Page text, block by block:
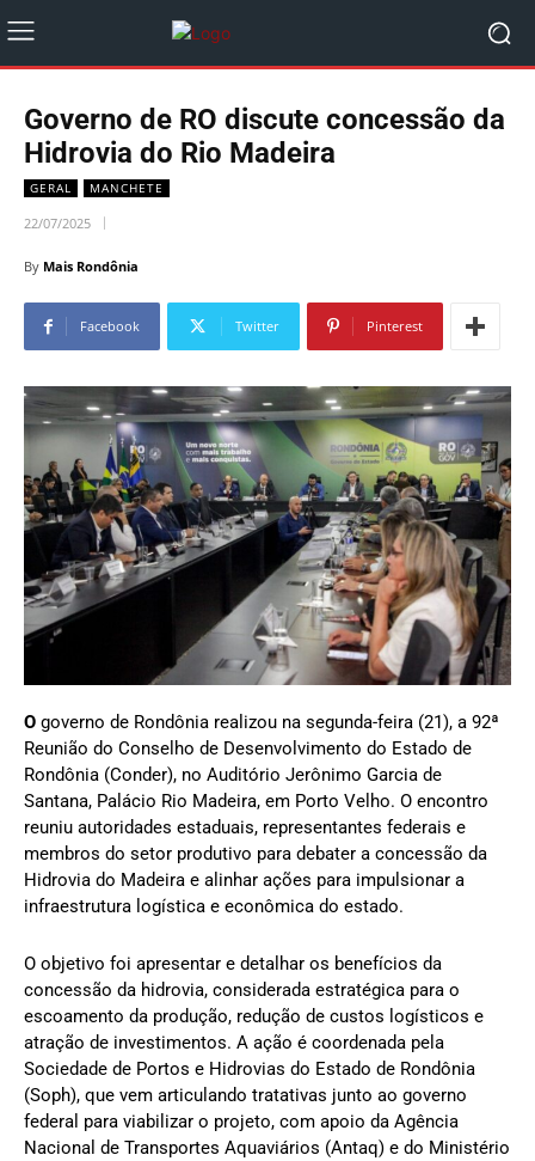
Governo de RO discute concessão da
Hidrovia do Rio Madeira
GERAL MANCHETE
22/07/2025
By Mais Rondônia
Facebook Twitter Pinterest
O governo de Rondônia realizou na segunda-feira (21), a 92ª
Reunião do Conselho de Desenvolvimento do Estado de
Rondônia (Conder), no Auditório Jerônimo Garcia de
Santana, Palácio Rio Madeira, em Porto Velho. O encontro
reuniu autoridades estaduais, representantes federais e
membros do setor produtivo para debater a concessão da
Hidrovia do Madeira e alinhar ações para impulsionar a
infraestrutura logística e econômica do estado.
O objetivo foi apresentar e detalhar os benefícios da
concessão da hidrovia, considerada estratégica para o
escoamento da produção, redução de custos logísticos e
atração de investimentos. A ação é coordenada pela
Sociedade de Portos e Hidrovias do Estado de Rondônia
(Soph), que vem articulando tratativas junto ao governo
federal para viabilizar o projeto, com apoio da Agência
Nacional de Transportes Aquaviários (Antaq) e do Ministério